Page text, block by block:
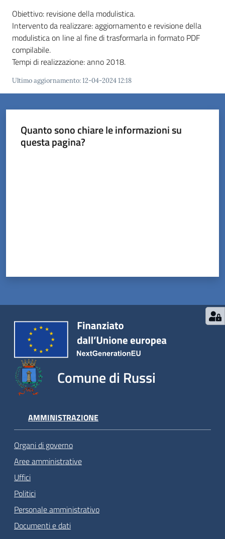
Obiettivo: revisione della modulistica.
Intervento da realizzare: aggiornamento e revisione della
modulistica on line al fine di trasformarla in formato PDF
compilabile.
Tempi di realizzazione: anno 2018.
Ultimo aggiornamento:12-04-2024 12:18
Quanto sono chiare le informazioni su
questa pagina?
Comune di Russi
AMMINISTRAZIONE
Organi di governo
Aree amministrative
Uffici
Politici
Personale amministrativo
Documenti e dati